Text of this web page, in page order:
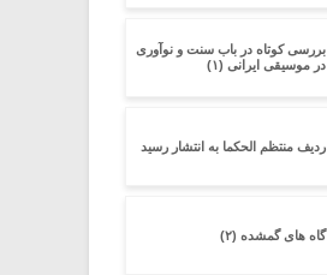
بررسی کوتاه در باب سنت و نوآوری
در موسیقی ایرانی (۱)
ردیف منتظم الحکما به انتشار رسید
گاه های گمشده (۲)